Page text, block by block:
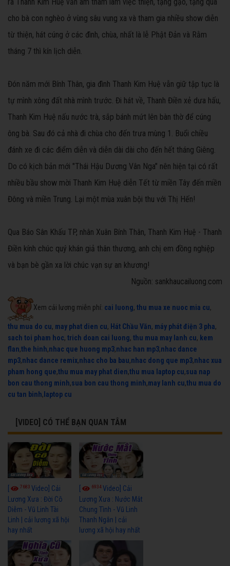
cho bà con nghèo ở vùng sâu vung xa và tham gia nhiều show diễn
từ thiện, hát cúng ở các đình, chùa, nhất là lễ Phật Đản và Rằm
tháng 7 thì kín lịch diễn.
Đón năm mới Bính Thân, gia đình Thanh Kim Huệ vẫn giữ tập tục là
tự mình xông đất nhà mình trước. Đi hát về, Thanh Điền xẻ dưa hấu,
Thanh Kim Huệ nấu nước trà, sắp bánh mứt lên bàn thờ để cúng
ông bà. Sau đó cả nhà đi chùa cho đến trưa mùng 1. Buổi chiều
đánh xe đi các điểm diễn và diễn dài dài cho đến hết tháng Giêng.
Do có kịch bản mới "Thái Hậu Dương Vân Nga" nên hiện tại có rất
nhiều bầu show mời Thanh Kim Huệ diễn Tết từ miền Tây đến miền
Đông và miền Trung. Lại một mùa xuân bội thu với Thị Hến!
Qua Báo Sân Khấu TP, nhân Xuân Bính Thân, Thanh Kim Huệ - Thanh
Điền kính chúc quý khán giả thân thương, anh chị em đồng nghiệp
và bạn bè gần xa lời chúc vạn sự an khương!
Nguồn: sankhaucailuong.com
Xem cải lương miễn phí: cai luong, thu mua xe nuoc mia cu,
thu mua do cu, may phat dien cu, Hát Chầu Văn, máy phát điện 3 pha,
sach toi pham hoc, trich doan cai luong, thu mua may lanh cu, kem
flan,the hinh,nhac que huong mp3,nhac han mp3,nhac dance
mp3,nhac dance remix,nhac cho ba bau,nhac dong que mp3,nhac xua
pham hong que,thu mua may phat dien,thu mua laptop cu,sua nap
bon cau thong minh,sua bon cau thong minh,may lanh cu,thu mua do
cu tan binh, laptop cu
[VIDEO] CÓ THỂ BẠN QUAN TÂM
7683 Video] Cải
Lương Xưa : Đời Cô
Diễm - Vũ Linh Tài
Linh | cải lương xã hội
hay nhất
6934Video] Cải
Lương Xưa : Nước Mắt
Chung Tình - Vũ Linh
Thanh Ngân | cải
lương xã hội hay nhất